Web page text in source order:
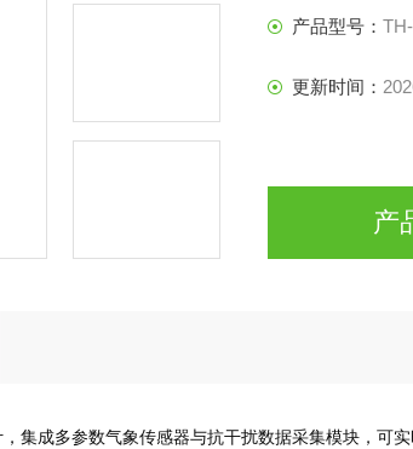
产品型号：
更新时间：
产
集成多参数气象传感器与抗干扰数据采集模块，可